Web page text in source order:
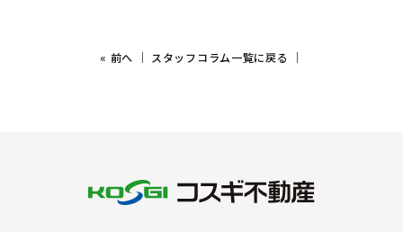
« 前へ ｜ スタッフコラム一覧に戻る ｜